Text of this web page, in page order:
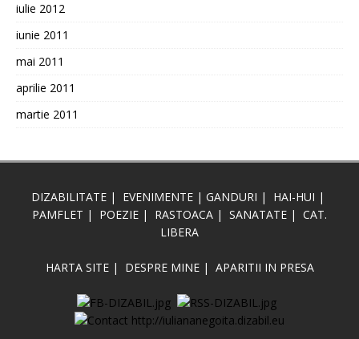
iulie 2012
iunie 2011
mai 2011
aprilie 2011
martie 2011
DIZABILITATE | EVENIMENTE | GANDURI | HAI-HUI |
PAMFLET | POEZIE | RASTOACA | SANATATE | CAT.
LIBERA
HARTA SITE| DESPRE MINE| APARITII IN PRESA